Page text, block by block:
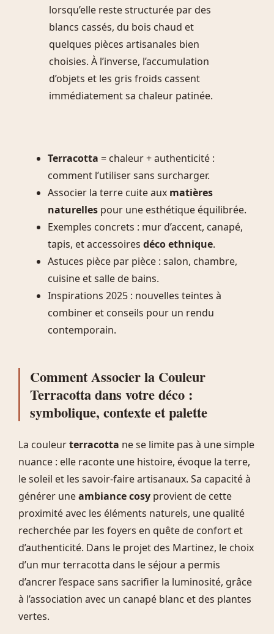
lorsqu’elle reste structurée par des
blancs cassés, du bois chaud et
quelques pièces artisanales bien
choisies. À l’inverse, l’accumulation
d’objets et les gris froids cassent
immédiatement sa chaleur patinée.
Terracotta = chaleur + authenticité :
comment l’utiliser sans surcharger.
Associer la terre cuite aux matières
naturelles pour une esthétique équilibrée.
Exemples concrets : mur d’accent, canapé,
tapis, et accessoires déco ethnique.
Astuces pièce par pièce : salon, chambre,
cuisine et salle de bains.
Inspirations 2025 : nouvelles teintes à
combiner et conseils pour un rendu
contemporain.
Comment Associer la Couleur
Terracotta dans votre déco :
symbolique, contexte et palette
La couleurterracotta ne se limite pas à une simple
nuance : elle raconte une histoire, évoque la terre,
le soleil et les savoir-faire artisanaux. Sa capacité à
générer uneambiance cosy provient de cette
proximité avec les éléments naturels, une qualité
recherchée par les foyers en quête de confort et
d’authenticité. Dans le projet des Martinez, le choix
d’un mur terracotta dans le séjour a permis
d’ancrer l’espace sans sacrifier la luminosité, grâce
à l’association avec un canapé blanc et des plantes
vertes.